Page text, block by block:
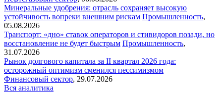
Минеральные удобрения: отрасль сохраняет высокую
устойчивость вопреки внешним рискам Промышленность,
05.08.2026
Транспорт: «дно» ставок операторов и стивидоров позади, но
восстановление не будет быстрым Промышленность,
31.07.2026
Рынок долгового капитала за II квартал 2026 года:
осторожный оптимизм сменился пессимизмом
Финансовый сектор, 29.07.2026
Вся аналитика